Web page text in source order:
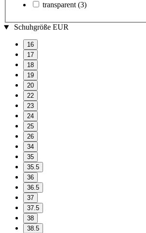
transparent (3)
Schuhgröße EUR
16
17
18
19
20
22
23
24
25
26
34
35
35.5
36
36.5
37
37.5
38
38.5